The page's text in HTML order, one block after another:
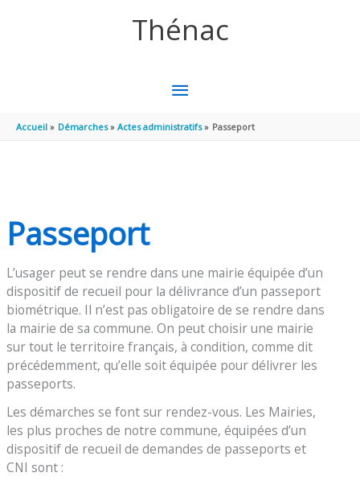
Thénac
MENU
PRINCIPAL
Accueil Démarches Actes administratifs Passeport
Passeport
L’usager peut se rendre dans une mairie équipée d’un
dispositif de recueil pour la délivrance d’un passeport
biométrique. Il n’est pas obligatoire de se rendre dans
la mairie de sa commune. On peut choisir une mairie
sur tout le territoire français, à condition, comme dit
précédemment, qu’elle soit équipée pour délivrer les
passeports.
Les démarches se font sur rendez-vous. Les Mairies,
les plus proches de notre commune, équipées d’un
dispositif de recueil de demandes de passeports et
CNI sont :